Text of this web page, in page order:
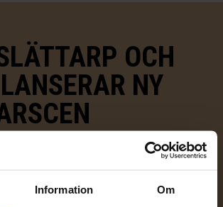
Information Om
OCH
NY
upp för Villa Slättarp Sommarscen,
gästas mötesplatsen av fyra